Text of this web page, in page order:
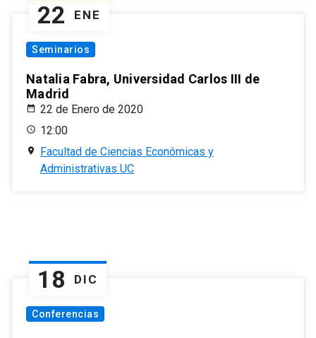
22 ENE
Seminarios
Natalia Fabra, Universidad Carlos III de
Madrid
22 de Enero de 2020
12:00
Facultad de Ciencias Económicas y
Administrativas UC
18 DIC
Conferencias